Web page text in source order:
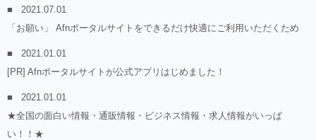
2021.07.01
「お願い」 Afnポータルサイトをできるだけ快適にご利用いただくため
2021.01.01
[PR] Afnポータルサイトが公式アプリはじめました！
2021.01.01
★全国の面白い情報・通販情報・ビジネス情報・求人情報がいっぱ
い！！★